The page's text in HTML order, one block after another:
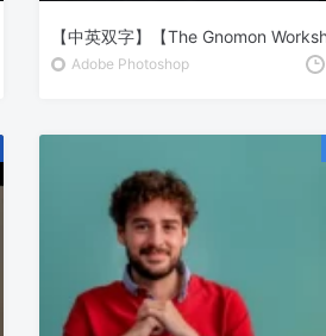
Adobe Photoshop